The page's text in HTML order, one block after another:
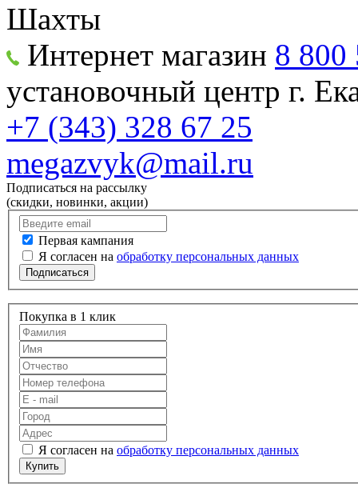
Шахты
Интернет магазин 8 800
установочный центр г.
+7 (343) 328 67 25
megazvyk@mail.ru
Подписаться на рассылку
(скидки, новинки, акции)
Первая кампания
Я согласен на обработку персональных данных
Подписаться
Покупка в 1 клик
Я согласен на обработку персональных данных
Купить